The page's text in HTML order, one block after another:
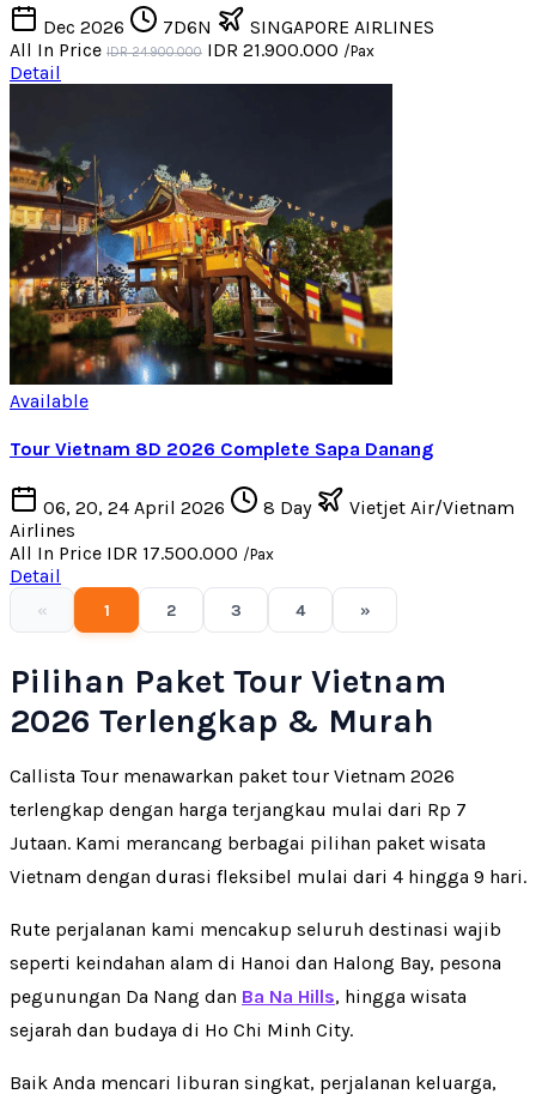
Dec 2026 7D6N
SINGAPORE AIRLINES
All In Price IDR 24.900.000 IDR 21.900.000 /Pax
Detail
Available
Tour Vietnam 8D 2026 Complete Sapa Danang
06, 20, 24 April 2026 8 Day
Vietjet Air/Vietnam
Airlines
All In Price IDR 17.500.000 /Pax
Detail
« 1 2 3 4 »
Pilihan Paket Tour Vietnam
2026 Terlengkap & Murah
Callista Tour menawarkan paket tour Vietnam 2026
terlengkap dengan harga terjangkau mulai dari Rp 7
Jutaan. Kami merancang berbagai pilihan paket wisata
Vietnam dengan durasi fleksibel mulai dari 4 hingga 9 hari.
Rute perjalanan kami mencakup seluruh destinasi wajib
seperti keindahan alam di Hanoi dan Halong Bay, pesona
pegunungan Da Nang dan Ba Na Hills, hingga wisata
sejarah dan budaya di Ho Chi Minh City.
Baik Anda mencari liburan singkat, perjalanan keluarga,